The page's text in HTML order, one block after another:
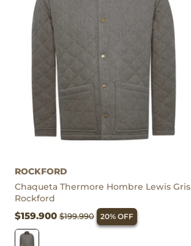
ROCKFORD
Chaqueta Thermore Hombre Lewis Gris
Rockford
$159.900$199.990 20% OFF